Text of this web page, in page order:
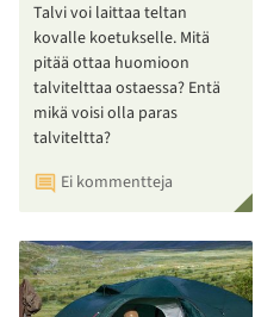
Talvi voi laittaa teltan
kovalle koetukselle. Mitä
pitää ottaa huomioon
talvitelttaa ostaessa? Entä
mikä voisi olla paras
talviteltta?
Ei kommentteja